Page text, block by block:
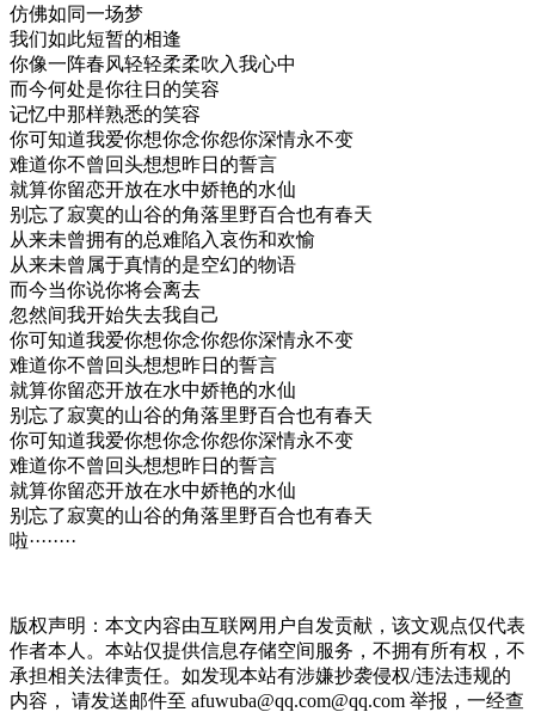
仿佛如同一场梦
我们如此短暂的相逢
你像一阵春风轻轻柔柔吹入我心中
而今何处是你往日的笑容
记忆中那样熟悉的笑容
你可知道我爱你想你念你怨你深情永不变
难道你不曾回头想想昨日的誓言
就算你留恋开放在水中娇艳的水仙
别忘了寂寞的山谷的角落里野百合也有春天
从来未曾拥有的总难陷入哀伤和欢愉
从来未曾属于真情的是空幻的物语
而今当你说你将会离去
忽然间我开始失去我自己
你可知道我爱你想你念你怨你深情永不变
难道你不曾回头想想昨日的誓言
就算你留恋开放在水中娇艳的水仙
别忘了寂寞的山谷的角落里野百合也有春天
你可知道我爱你想你念你怨你深情永不变
难道你不曾回头想想昨日的誓言
就算你留恋开放在水中娇艳的水仙
别忘了寂寞的山谷的角落里野百合也有春天
啦········
版权声明：本文内容由互联网用户自发贡献，该文观点仅代表
作者本人。本站仅提供信息存储空间服务，不拥有所有权，不
承担相关法律责任。如发现本站有涉嫌抄袭侵权/违法违规的
内容， 请发送邮件至 afuwuba@qq.com@qq.com 举报，一经查